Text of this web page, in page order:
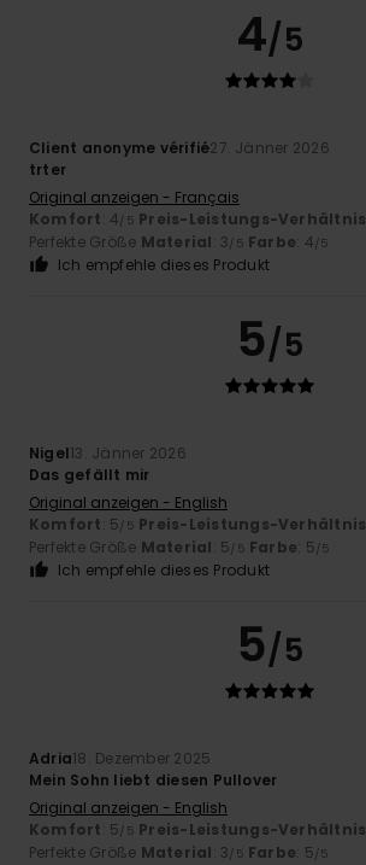
4/5
Client anonyme vérifié27. Jänner 2026
trter
Original anzeigen - Français
Komfort: 4/5 Preis-Leistungs-Verhältnis
Perfekte Größe Material: 3/5 Farbe: 4/5
Ich empfehle dieses Produkt
5/5
Nigel13. Jänner 2026
Das gefällt mir
Original anzeigen - English
Komfort: 5/5 Preis-Leistungs-Verhältnis
Perfekte Größe Material: 5/5 Farbe: 5/5
Ich empfehle dieses Produkt
5/5
Adria18. Dezember 2025
Mein Sohn liebt diesen Pullover
Original anzeigen - English
Komfort: 5/5 Preis-Leistungs-Verhältnis
Perfekte Größe Material: 3/5 Farbe: 5/5